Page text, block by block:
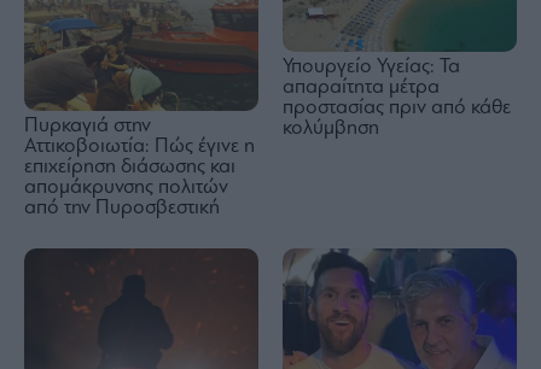
Πυρκαγιά στην
Αττικοβοιωτία: Πώς έγινε η
επιχείρηση διάσωσης και
απομάκρυνσης πολιτών
από την Πυροσβεστική
Υπουργείο Υγείας: Τα
απαραίτητα μέτρα
προστασίας πριν από κάθε
κολύμβηση